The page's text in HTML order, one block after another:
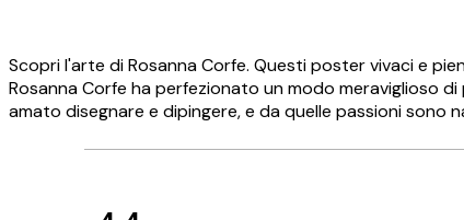
Scopri l'arte di Rosanna Corfe. Questi poster vivaci e
Rosanna Corfe ha perfezionato un modo meraviglioso
amato disegnare e dipingere, e da quelle passioni